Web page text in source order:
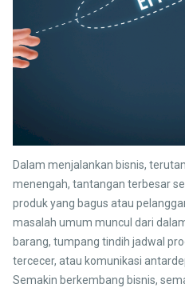
Dalam menjalankan bisnis,
menengah, tantangan terbesar
produk yang bagus atau
masalah umum muncul dari
barang, tumpang tindih jadwal
tercecer, atau komunikasi
Semakin berkembang bisnis,